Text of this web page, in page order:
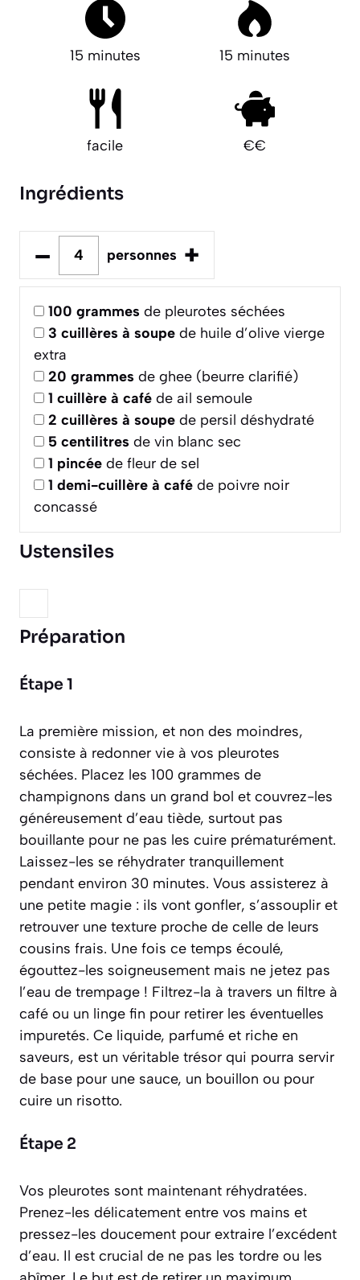
15 minutes 15 minutes
facile €€
Ingrédients
– personnes +
100 grammes de pleurotes séchées
3 cuillères à soupe de huile d’olive vierge
extra
20 grammes de ghee (beurre clarifié)
1 cuillère à café de ail semoule
2 cuillères à soupe de persil déshydraté
5 centilitres de vin blanc sec
1 pincée de fleur de sel
1 demi-cuillère à café de poivre noir
concassé
Ustensiles
Préparation
Étape 1
La première mission, et non des moindres,
consiste à redonner vie à vos pleurotes
séchées. Placez les 100 grammes de
champignons dans un grand bol et couvrez-les
généreusement d’eau tiède, surtout pas
bouillante pour ne pas les cuire prématurément.
Laissez-les se réhydrater tranquillement
pendant environ 30 minutes. Vous assisterez à
une petite magie : ils vont gonfler, s’assouplir et
retrouver une texture proche de celle de leurs
cousins frais. Une fois ce temps écoulé,
égouttez-les soigneusement mais ne jetez pas
l’eau de trempage ! Filtrez-la à travers un filtre à
café ou un linge fin pour retirer les éventuelles
impuretés. Ce liquide, parfumé et riche en
saveurs, est un véritable trésor qui pourra servir
de base pour une sauce, un bouillon ou pour
cuire un risotto.
Étape 2
Vos pleurotes sont maintenant réhydratées.
Prenez-les délicatement entre vos mains et
pressez-les doucement pour extraire l’excédent
d’eau. Il est crucial de ne pas les tordre ou les